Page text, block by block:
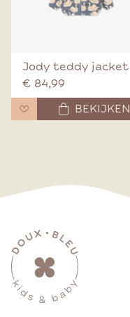
Jody teddy jacket
€ 84,99
BEKIJKEN